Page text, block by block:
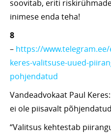
soovitab, eriti
inimese enda teha!
8
– https://
keres-valitsuse-uued-
pohjendatud
Vandeadvokaat Paul
ei ole piisavalt põhjendatud
“Valitsus kehtestab